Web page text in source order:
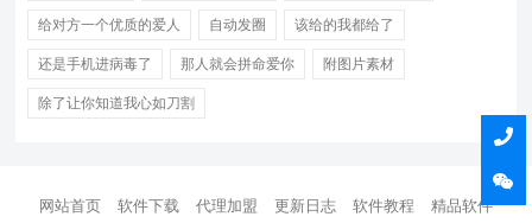
给对方一个优质的爱人 自动发圈 该给的我都给了
还是手机进病毒了 那人就会拼命爱你 附图片素材
除了让你知道我心如刀割
网站首页 软件下载 代理加盟 更新日志 软件教程 精品软件